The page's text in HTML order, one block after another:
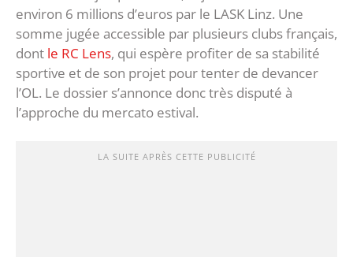
environ 6 millions d’euros par le LASK Linz. Une
somme jugée accessible par plusieurs clubs français,
dont le RC Lens, qui espère profiter de sa stabilité
sportive et de son projet pour tenter de devancer
l’OL. Le dossier s’annonce donc très disputé à
l’approche du mercato estival.
LA SUITE APRÈS CETTE PUBLICITÉ